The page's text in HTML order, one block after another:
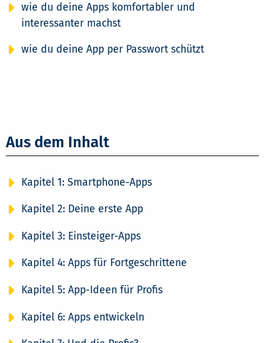
wie du deine Apps komfortabler und
interessanter machst
wie du deine App per Passwort schützt
Aus dem Inhalt
Kapitel 1: Smartphone-Apps
Kapitel 2: Deine erste App
Kapitel 3: Einsteiger-Apps
Kapitel 4: Apps für Fortgeschrittene
Kapitel 5: App-Ideen für Profis
Kapitel 6: Apps entwickeln